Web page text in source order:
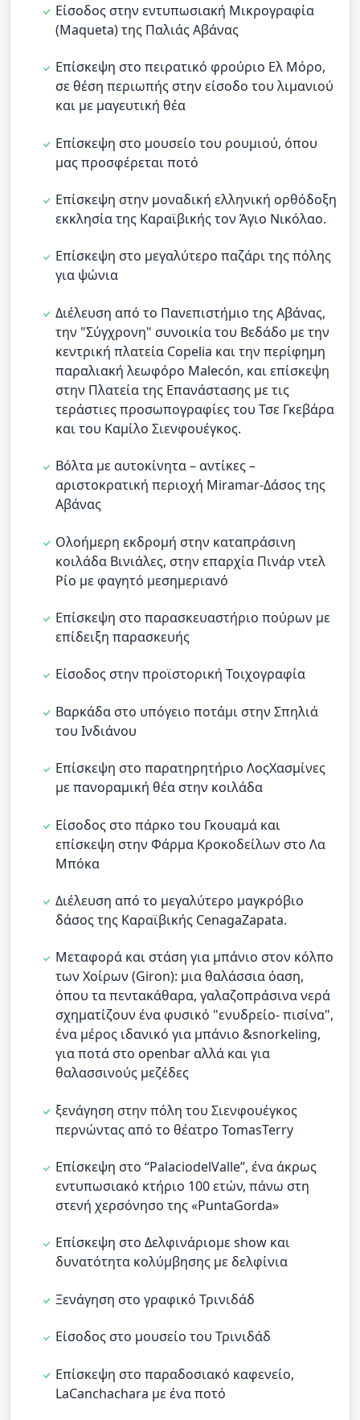
Είσοδος στην εντυπωσιακή Μικρογραφία
(Maqueta) της Παλιάς Αβάνας
Επίσκεψη στο πειρατικό φρούριο Ελ Μόρο,
σε θέση περιωπής στην είσοδο του λιμανιού
και με μαγευτική θέα
Επίσκεψη στο μουσείο του ρουμιού, όπου
μας προσφέρεται ποτό
Επίσκεψη στην μοναδική ελληνική ορθόδοξη
εκκλησία της Καραϊβικής τον Άγιο Νικόλαο.
Επίσκεψη στο μεγαλύτερο παζάρι της πόλης
για ψώνια
Διέλευση από το Πανεπιστήμιο της Αβάνας,
την "Σύγχρονη" συνοικία του Βεδάδο με την
κεντρική πλατεία Copelia και την περίφημη
παραλιακή λεωφόρο Malecón, και επίσκεψη
στην Πλατεία της Επανάστασης με τις
τεράστιες προσωπογραφίες του Τσε Γκεβάρα
και του Καμίλο Σιενφουέγκος.
Βόλτα με αυτοκίνητα – αντίκες –
αριστοκρατική περιοχή Miramar-Δάσος της
Αβάνας
Oλοήμερη εκδρομή στην καταπράσινη
κοιλάδα Βινιάλες, στην επαρχία Πινάρ ντελ
Ρίο με φαγητό μεσημεριανό
Eπίσκεψη στο παρασκευαστήριο πούρων με
επίδειξη παρασκευής
Είσοδος στην προϊστορική Τοιχογραφία
Βαρκάδα στο υπόγειο ποτάμι στην Σπηλιά
του Ινδιάνου
Επίσκεψη στο παρατηρητήριο ΛοςΧασμίνες
με πανοραμική θέα στην κοιλάδα
Είσοδος στο πάρκο του Γκουαμά και
επίσκεψη στην Φάρμα Κροκοδείλων στο Λα
Μπόκα
Διέλευση από το μεγαλύτερο μαγκρόβιο
δάσος της Καραϊβικής CenagaZapata.
Μεταφορά και στάση για μπάνιο στον κόλπο
των Χοίρων (Giron): μια θαλάσσια όαση,
όπου τα πεντακάθαρα, γαλαζοπράσινα νερά
σχηματίζουν ένα φυσικό "ενυδρείο- πισίνα",
ένα μέρος ιδανικό για μπάνιο &snorkeling,
για ποτά στο openbar αλλά και για
θαλασσινούς μεζέδες
ξενάγηση στην πόλη του Σιενφουέγκος
περνώντας από το θέατρο TomasTerry
Επίσκεψη στο “PalaciodelValle”, ένα άκρως
εντυπωσιακό κτήριο 100 ετών, πάνω στη
στενή χερσόνησο της «PuntaGorda»
Επίσκεψη στο Δελφινάριομε show και
δυνατότητα κολύμβησης με δελφίνια
Ξενάγηση στο γραφικό Τρινιδάδ
Είσοδος στο μουσείο του Τρινιδάδ
Επίσκεψη στο παραδοσιακό καφενείο,
LaCanchachara με ένα ποτό